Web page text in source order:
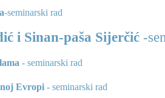
-seminarski rad
i Sinan-paša Sijerčić -
- seminarski rad
Evropi - seminarski rad